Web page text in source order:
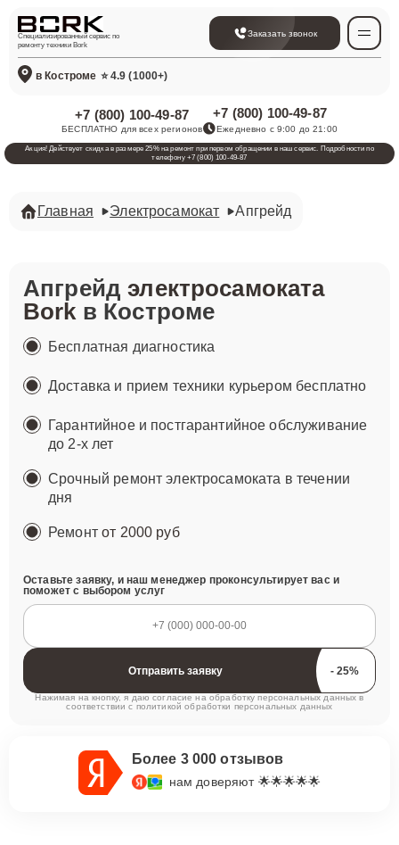
Специализированный сервис по
ремонту техники Bork
Заказать звонок
в Костроме ⭐ 4.9 (1000+)
+7 (800) 100-49-87
БЕСПЛАТНО для всех регионов
+7 (800) 100-49-87
Ежедневно с 9:00 до 21:00
Акция! Действует скидка в размере 25% на ремонт при первом обращении в наш сервис. Подробности по
телефону +7 (800) 100-49-87
Главная Электросамокат Апгрейд
Апгрейдэлектросамоката
Borkв Костроме
Бесплатная диагностика
Доставка и прием техники курьером бесплатно
Гарантийное и постгарантийное обслуживание
до 2-х лет
Срочный ремонт электросамоката в течении
дня
Ремонтот 2000 руб
Оставьте заявку, и наш менеджер проконсультирует вас и
поможет с выбором услуг
Отправить заявку
Нажимая на кнопку, я даю согласие на обработку персональных данных в
соответствии с политикой обработки персональных данных
Более 3 000 отзывов
нам доверяют 🌟🌟🌟🌟🌟